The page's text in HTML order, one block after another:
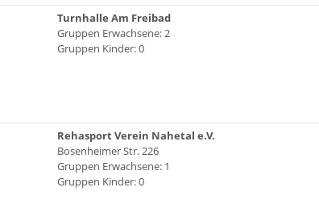
Turnhalle Am Freibad
Gruppen Erwachsene: 2
Gruppen Kinder: 0
Rehasport Verein Nahetal e.V.
Bosenheimer Str. 226
Gruppen Erwachsene: 1
Gruppen Kinder: 0